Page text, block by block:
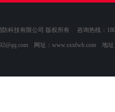
防科技有限公司 版权所有 咨询热线：
网址：www.sxxfwb.com 地址